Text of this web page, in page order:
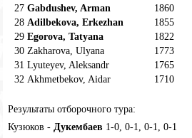
27 Gabdushev, Arman 1860
28 Adilbekova, Erkezhan 1855
29 Egorova, Tatyana 1822
30 Zakharova, Ulyana 1773
31 Lyuteyev, Aleksandr 1765
32 Akhmetbekov, Aidar 1710
Результаты отборочного тура:
Кузюков - Дукембаев 1-0, 0-1, 0-1, 0-1